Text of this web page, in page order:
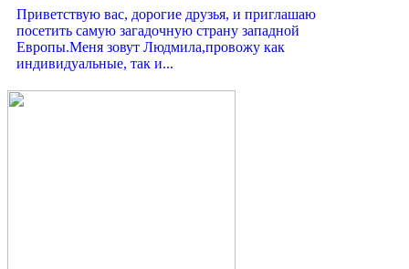
Приветствую вас, дорогие друзья, и приглашаю
посетить самую загадочную страну западной
Европы.Меня зовут Людмила,провожу как
индивидуальные, так и...